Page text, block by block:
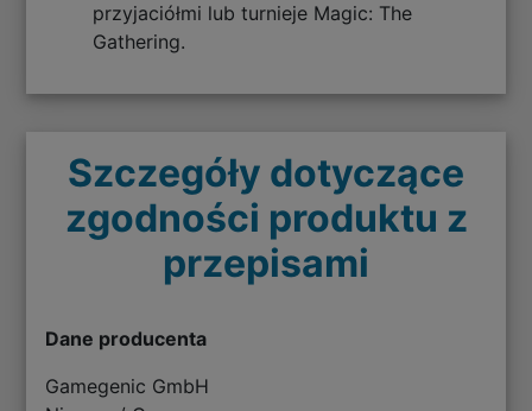
przyjaciółmi lub turnieje Magic: The
Gathering.
Szczegóły dotyczące
zgodności produktu z
przepisami
Dane producenta
Gamegenic GmbH